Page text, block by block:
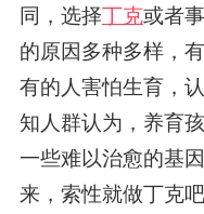
同，选择丁克或者
的原因多种多样，
有的人害怕生育，
知人群认为，养育
一些难以治愈的基
来，索性就做丁克吧